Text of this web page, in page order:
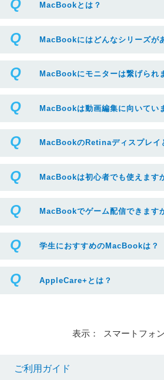
MacBookとは？
MacBookにはどんなシリーズが
MacBookにモニターは繋げられ
MacBookは動画編集に向いてい
MacBookのRetinaディスプレイ
MacBookは初心者でも使えます
MacBookでゲーム配信できます
学生におすすめのMacBookは？
AppleCare+とは？
表示： スマートフォ
ご利用ガイド